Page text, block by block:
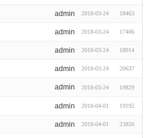
admin 2018-03-24 18463
admin 2018-03-24 17406
admin 2018-03-24 18914
admin 2018-03-24 20637
admin 2018-03-24 19829
admin 2018-04-01 19192
admin 2018-04-01 23856